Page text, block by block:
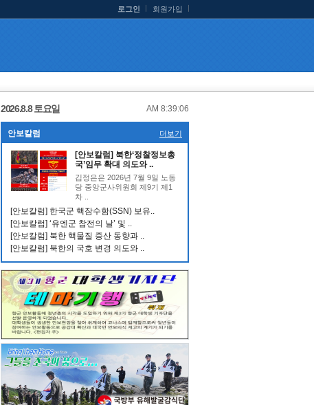
로그인 회원가입
2026.8.8 토요일 AM 8:39:07
안보칼럼 더보기
[안보칼럼] 북한‘정찰정보총
국’임무 확대 의도와 ..
김정은은 2026년 7월 9일 노동
당 중앙군사위원회 제9기 제1
차 ..
[안보칼럼] 한국군 핵잠수함(SSN) 보유..
[안보칼럼] ‘유엔군 참전의 날’ 및 ..
[안보칼럼] 북한 핵물질 증산 동향과 ..
[안보칼럼] 북한의 국호 변경 의도와 ..